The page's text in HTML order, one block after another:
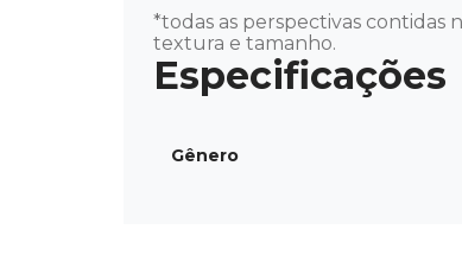
*todas as perspectivas contidas
textura e tamanho.
Gênero